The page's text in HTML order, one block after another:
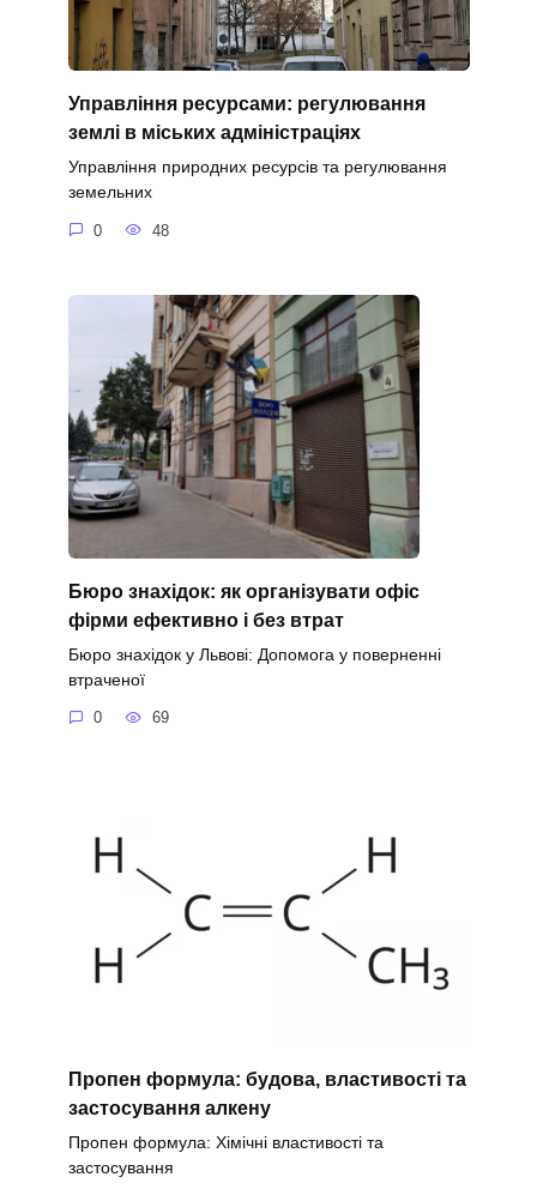
Управління ресурсами: регулювання
землі в міських адміністраціях
Управління природних ресурсів та регулювання
земельних
0 48
Бюро знахідок: як організувати офіс
фірми ефективно і без втрат
Бюро знахідок у Львові: Допомога у поверненні
втраченої
0 69
Пропен формула: будова, властивості та
застосування алкену
Пропен формула: Хімічні властивості та
застосування